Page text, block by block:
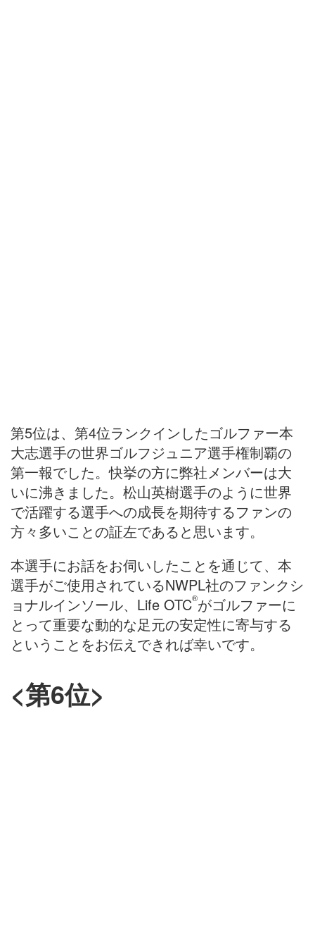
第5位は、第4位ランクインしたゴルファー本
大志選手の世界ゴルフジュニア選手権制覇の
第一報でした。快挙の方に弊社メンバーは大
いに沸きました。松山英樹選手のように世界
で活躍する選手への成長を期待するファンの
方々多いことの証左であると思います。
本選手にお話をお伺いしたことを通じて、本
選手がご使用されているNWPL社のファンクシ
ョナルインソール、Life OTC®がゴルファーに
とって重要な動的な足元の安定性に寄与する
ということをお伝えできれば幸いです。
<第6位>